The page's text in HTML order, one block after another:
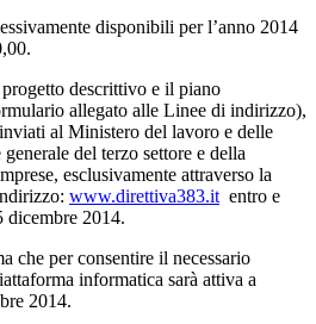
disponibili per l’anno 2014
descrittivo e il piano
allegato alle Linee di indirizzo),
al Ministero del lavoro e delle
del terzo settore e della
esclusivamente attraverso la
www.direttiva383.it entro e
dicembre 2014.
che per consentire il necessario
informatica sarà attiva a
2014.